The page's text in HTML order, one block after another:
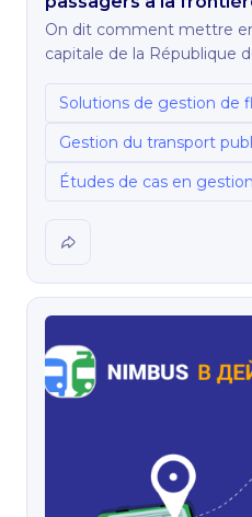
On dit comment mettre
capitale de la République
Solutions de gestion de
Gestion du transport
Études de cas en